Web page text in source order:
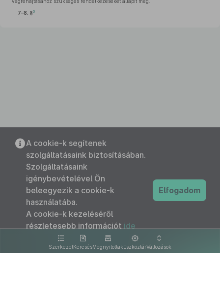
7–8. §5
SzerkezetKeresésMegnyitottakEszköztárVáltozások
A cookie-k segítenek
szolgáltatásaink biztosításában.
Szolgáltatásaink
igénybevételével Ön
beleegyezik a cookie-k
használatába.
A cookie-k kezeléséről
részletesebb információt ide
kattintva olvashat.
Elfogadom